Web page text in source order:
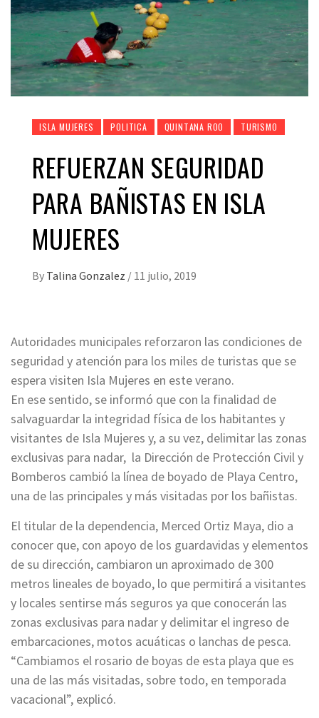
ISLA MUJERES POLITICA QUINTANA ROO TURISMO
REFUERZAN SEGURIDAD
PARA BAÑISTAS EN ISLA
MUJERES
By Talina Gonzalez / 11 julio, 2019
Autoridades municipales reforzaron las condiciones de
seguridad y atención para los miles de turistas que se
espera visiten Isla Mujeres en este verano.
En ese sentido, se informó que con la finalidad de
salvaguardar la integridad física de los habitantes y
visitantes de Isla Mujeres y, a su vez, delimitar las zonas
exclusivas para nadar, la Dirección de Protección Civil y
Bomberos cambió la línea de boyado de Playa Centro,
una de las principales y más visitadas por los bañistas.
El titular de la dependencia, Merced Ortiz Maya, dio a
conocer que, con apoyo de los guardavidas y elementos
de su dirección, cambiaron un aproximado de 300
metros lineales de boyado, lo que permitirá a visitantes
y locales sentirse más seguros ya que conocerán las
zonas exclusivas para nadar y delimitar el ingreso de
embarcaciones, motos acuáticas o lanchas de pesca.
“Cambiamos el rosario de boyas de esta playa que es
una de las más visitadas, sobre todo, en temporada
vacacional”, explicó.